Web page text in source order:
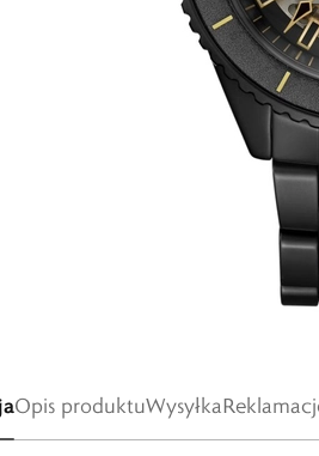
Opis produktuWysyłka